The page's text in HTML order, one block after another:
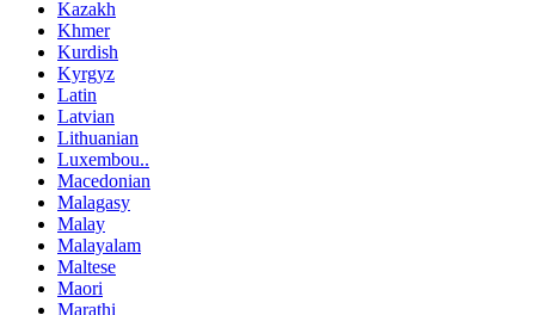
Kazakh
Khmer
Kurdish
Kyrgyz
Latin
Latvian
Lithuanian
Luxembou..
Macedonian
Malagasy
Malay
Malayalam
Maltese
Maori
Marathi